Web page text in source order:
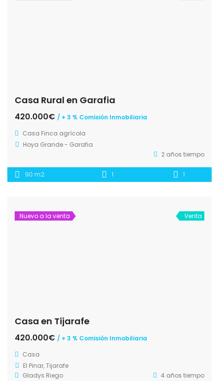
Casa Rural en Garafia
420.000€ / + 3 % Comisión Inmobiliaria
Casa Finca agrícola
Hoya Grande - Garafia
2 años tiempo
90 m2 1 1
Nuevo a la venta Venta
Casa en Tijarafe
420.000€ / + 3 % Comisión Inmobiliaria
Casa
El Pinar, Tijarafe
Gladys Riego
4 años tiempo